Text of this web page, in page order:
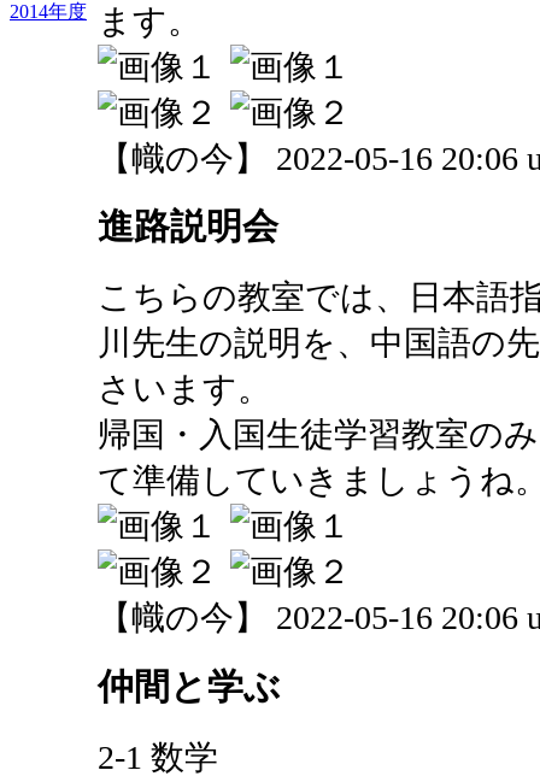
2014年度
ます。
【幟の今】 2022-05-16 20:06
進路説明会
こちらの教室では、日本語
川先生の説明を、中国語の
さいます。
帰国・入国生徒学習教室の
て準備していきましょうね
【幟の今】 2022-05-16 20:06
仲間と学ぶ
2-1 数学